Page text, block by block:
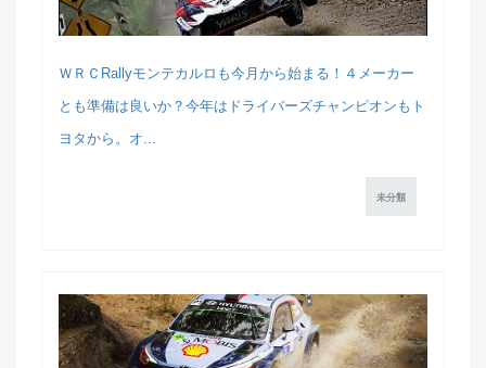
ＷＲＣRallyモンテカルロも今月から始まる！４メーカー
とも準備は良いか？今年はドライバーズチャンピオンもト
ヨタから。オ...
未分類